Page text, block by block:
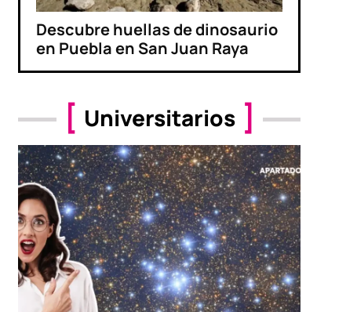
Descubre huellas de dinosaurio
en Puebla en San Juan Raya
Universitarios